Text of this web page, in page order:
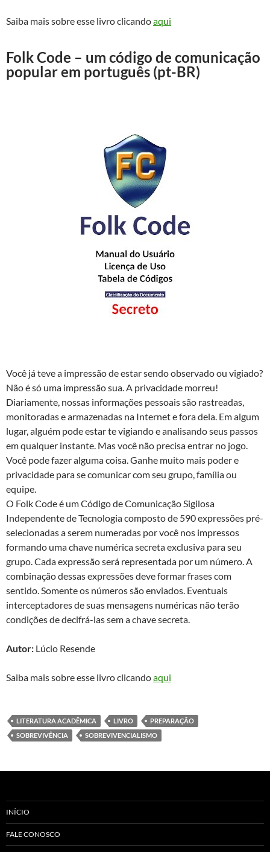
Saiba mais sobre esse livro clicandoaqui
Folk Code – um código de comunicação
popular em português (pt-BR)
Você já teve a impressão de estar sendo observado ou vigiado?
Não é só uma impressão sua. A privacidade morreu!
Diariamente, nossas informações pessoais são rastreadas,
monitoradas e armazenadas na Internet e fora dela. Em algum
lugar, alguém pode estar te vigiando e analisando seus passos
em qualquer instante. Mas você não precisa entrar no jogo.
Você pode fazer alguma coisa. Ganhe muito mais poder e
privacidade para se comunicar com seu grupo, família ou
equipe.
O Folk Code é um Código de Comunicação Sigilosa
Independente de Tecnologia composto de 590 expressões pré-
selecionadas a serem numeradas por você nos impressos
formando uma chave numérica secreta exclusiva para seu
grupo. Cada expressão será representada por um número. A
combinação dessas expressões deve formar frases com
sentido. Somente os números são enviados. Eventuais
interceptadores de suas mensagens numéricas não terão
condições de decifrá-las sem a chave secreta.
Autor: Lúcio Resende
Saiba mais sobre esse livro clicandoaqui
LITERATURA ACADÊMICA LIVRO
PREPARAÇÃO
SOBREVIVÊNCIA
SOBREVIVENCIALISMO
INÍCIO
FALE CONOSCO